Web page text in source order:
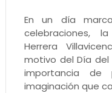
En un día
celebraciones,
Herrera
motivo del Día del
importancia
imaginación que